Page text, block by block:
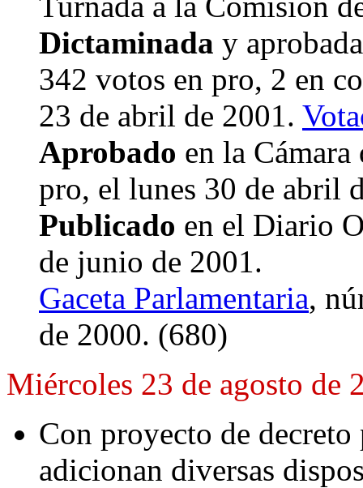
Dictaminada y
342 votos en pro, 2 en
23 de abril de 2001.
Aprobado en la
pro, el lunes 30 de abril
Publicado en el Diario
de junio de 2001.
Gaceta Parlamentaria,
de 2000. (680)
Miércoles 23 de agosto de
Con proyecto de
adicionan diversas